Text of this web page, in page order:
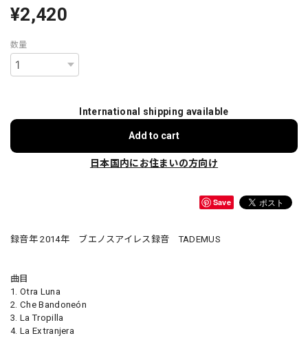
¥2,420
数量
International shipping available
Add to cart
日本国内にお住まいの方向け
Save
録音年 2014年 ブエノスアイレス録音 TADEMUS
曲目
1. Otra Luna
2. Che Bandoneón
3. La Tropilla
4. La Extranjera